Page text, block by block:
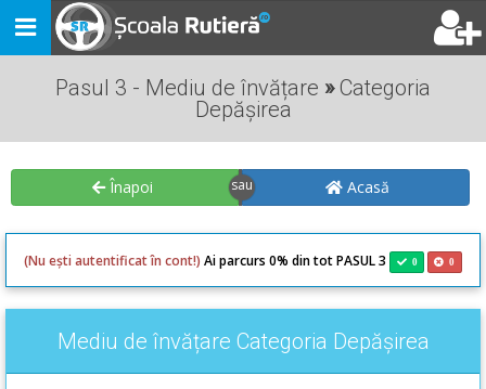
Toggle
navigation
Pasul 3 - Mediu de învățare »Categoria
Depășirea
Înapoi Acasă
(Nu ești autentificat în cont!) Ai parcurs 0% din tot PASUL 3 0 0
Mediu de învățare Categoria Depășirea